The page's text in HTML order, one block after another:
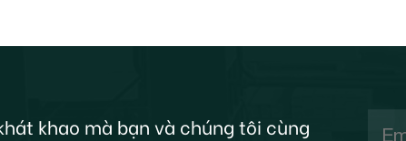
khao mà bạn và chúng tôi cùng